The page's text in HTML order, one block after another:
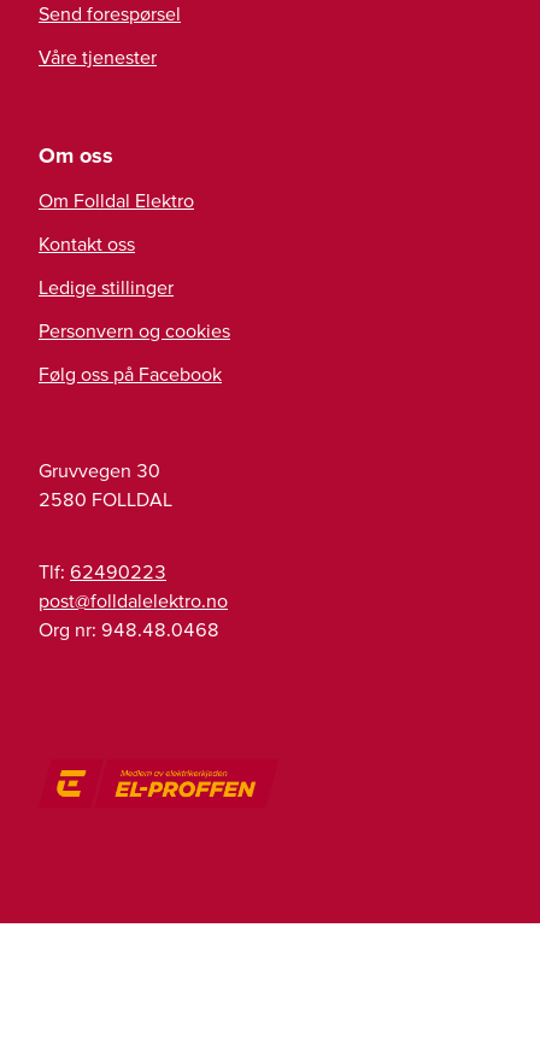
Gruvvegen 30
2580 FOLLDAL
Tlf: 62490223
on.ortkeleladllof@tsop
Org nr: 948.48.0468
Send forespørsel
Våre tjenester
Om oss
Om Folldal Elektro
Kontakt oss
Ledige stillinger
Personvern og cookies
Følg oss på Facebook